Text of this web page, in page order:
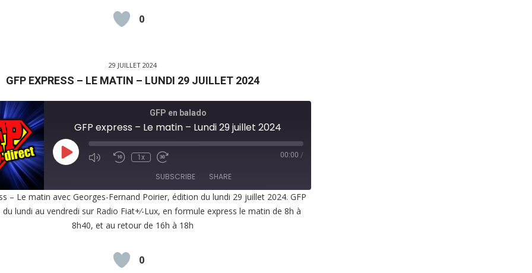
0
29 JUILLET 2024
GFP EXPRESS – LE MATIN – LUNDI 29 JUILLET 2024
GFP en balado
GFP express – Le matin – Lundi 29 juillet 2024
Play
Episode
1x 00:00 /
SUBSCRIBE SHARE
– Le matin avec Georges-Fernand Poirier, édition du lundi 29 juillet 2024. GFP
lundi au vendredi sur Radio Fiat+⁄-Lux, en formule express le matin de 8h à
8h40, et au retour de 16h à 18h
0